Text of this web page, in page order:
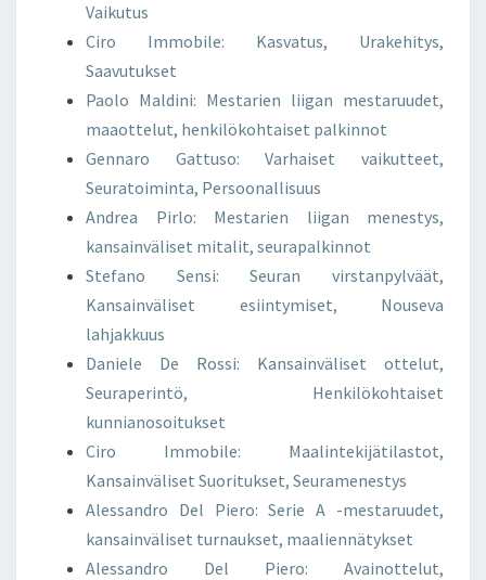
Vaikutus
Ciro Immobile: Kasvatus, Urakehitys,
Saavutukset
Paolo Maldini: Mestarien liigan mestaruudet,
maaottelut, henkilökohtaiset palkinnot
Gennaro Gattuso: Varhaiset vaikutteet,
Seuratoiminta, Persoonallisuus
Andrea Pirlo: Mestarien liigan menestys,
kansainväliset mitalit, seurapalkinnot
Stefano Sensi: Seuran virstanpylväät,
Kansainväliset esiintymiset, Nouseva
lahjakkuus
Daniele De Rossi: Kansainväliset ottelut,
Seuraperintö, Henkilökohtaiset
kunnianosoitukset
Ciro Immobile: Maalintekijätilastot,
Kansainväliset Suoritukset, Seuramenestys
Alessandro Del Piero: Serie A -mestaruudet,
kansainväliset turnaukset, maaliennätykset
Alessandro Del Piero: Avainottelut,